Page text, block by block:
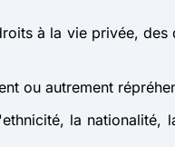
à la vie privée,
ou autrement
la nationalité,